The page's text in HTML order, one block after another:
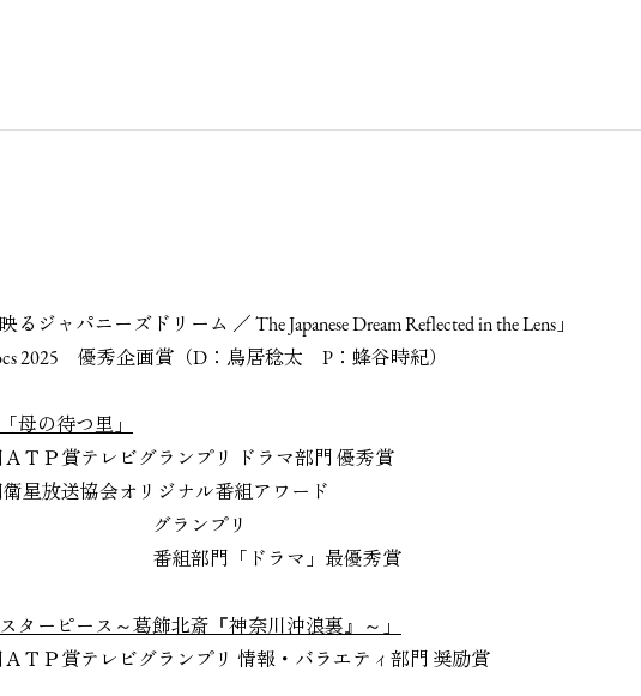
るジャパニーズドリーム ／ The Japanese Dream Reflected in the Lens」
2025 優秀企画賞（D：鳥居稔太 P：蜂谷時紀）
母の待つ里」
ＡＴＰ賞テレビグランプリ ドラマ部門 優秀賞
衛星放送協会オリジナル番組アワード
ンプリ
門「ドラマ」最優秀賞
ターピース～葛飾北斎『神奈川沖浪裏』～」
ＡＴＰ賞テレビグランプリ 情報・バラエティ部門 奨励賞